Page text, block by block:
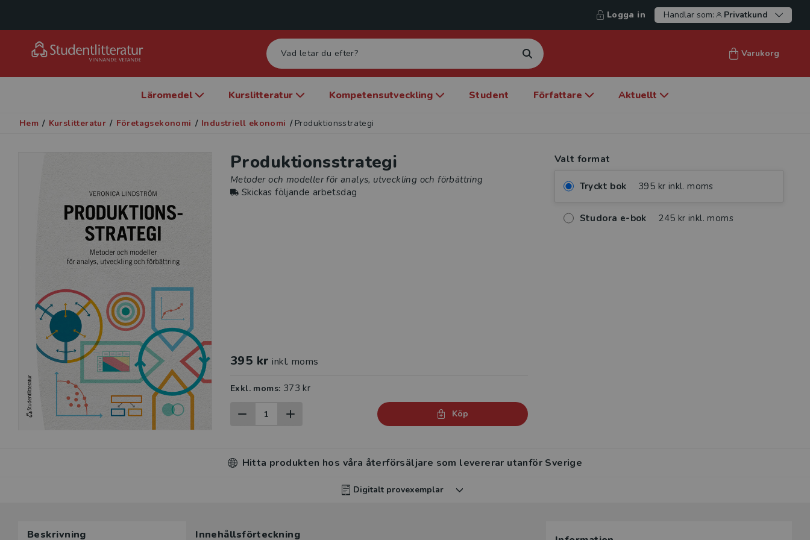
Logga in Handlar som: Privatkund
Varukorg
Läromedel Kurslitteratur Kompetensutveckling Student Författare Aktuellt
Hem / Kurslitteratur / Företagsekonomi / Industriell ekonomi / Produktionsstrategi
Produktionsstrategi
Metoder och modeller för analys, utveckling och förbättring
Skickas följande arbetsdag
395 kr inkl. moms
Exkl. moms: 373 kr
Köp
Valt format
Tryckt bok 395 kr inkl. moms
Studora e-bok 245 kr inkl. moms
Hitta produkten hos våra återförsäljare som levererar utanför Sverige
Digitalt provexemplar
här produkten.
Beskrivning Innehållsförteckning